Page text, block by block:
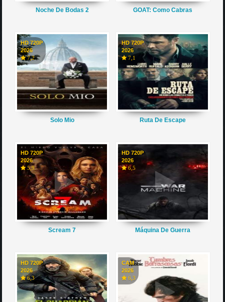
Noche De Bodas 2 GOAT: Como Cabras
HD 720P
2026
7,2
Solo Mio
HD 720P
2026
7,1
Ruta De Escape
HD 720P
2026
5,9
Scream 7
HD 720P
2026
6,5
Máquina De Guerra
HD 720P
2026
6,3
CAM
2026
6,3